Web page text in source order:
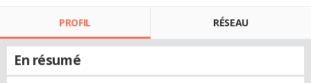
PROFIL RÉSEAU
En résumé